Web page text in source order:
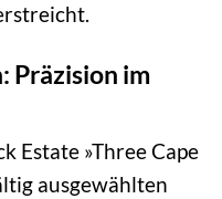
Präzision im
Estate »Three Cape
ausgewählten